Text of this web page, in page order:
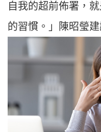
自我的超前佈署，
的習慣。」陳昭瑩建